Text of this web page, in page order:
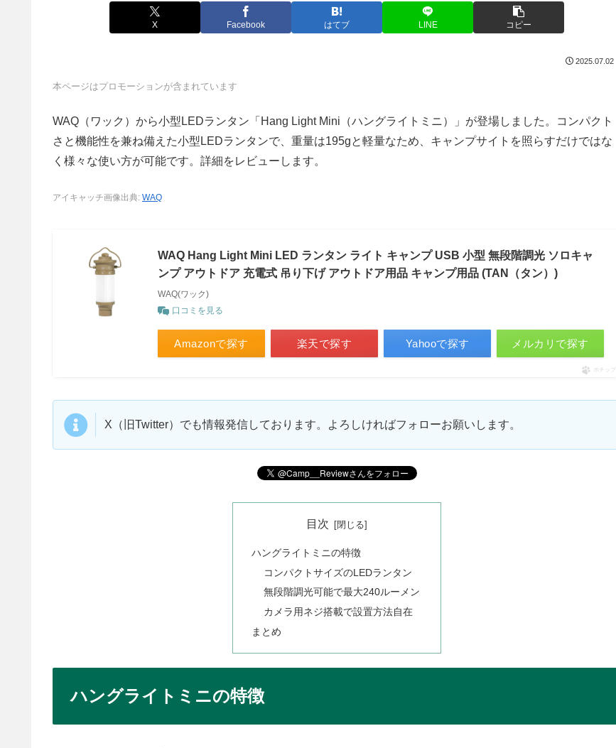
X Facebook はてブ LINE コピー
2025.07.02
本ページはプロモーションが含まれています
WAQ（ワック）から小型LEDランタン「Hang Light Mini（ハングライトミニ）」が登場しました。コンパクト
さと機能性を兼ね備えた小型LEDランタンで、重量は195gと軽量なため、キャンプサイトを照らすだけではな
く様々な使い方が可能です。詳細をレビューします。
アイキャッチ画像出典: WAQ
WAQ Hang Light Mini LED ランタン ライト キャンプ USB 小型 無段階調光 ソロキャ
ンプ アウトドア 充電式 吊り下げ アウトドア用品 キャンプ用品 (TAN（タン）)
WAQ(ワック)
口コミを見る
Amazonで探す 楽天で探す Yahooで探す メルカリで探す
ポチップ
X（旧Twitter）でも情報発信しております。よろしければフォローお願いします。
目次
ハングライトミニの特徴
コンパクトサイズのLEDランタン
無段階調光可能で最大240ルーメン
カメラ用ネジ搭載で設置方法自在
まとめ
ハングライトミニの特徴